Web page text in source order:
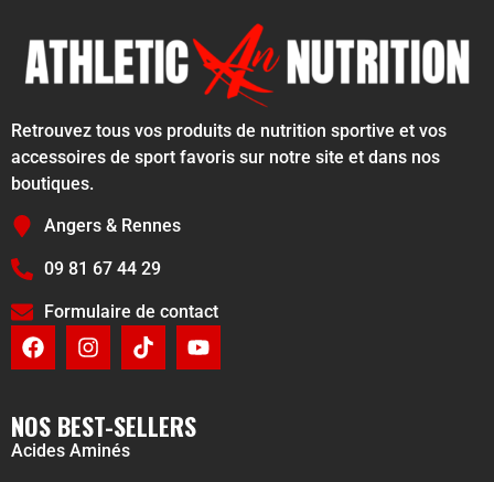
Retrouvez tous vos produits de nutrition sportive et vos
accessoires de sport favoris sur notre site et dans nos
boutiques.
Angers & Rennes
09 81 67 44 29
Formulaire de contact
NOS BEST-SELLERS
Acides Aminés